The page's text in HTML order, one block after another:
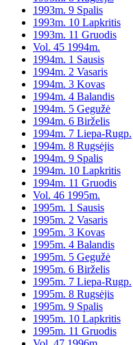
1993m. 9 Spalis
1993m. 10 Lapkritis
1993m. 11 Gruodis
Vol. 45 1994m.
1994m. 1 Sausis
1994m. 2 Vasaris
1994m. 3 Kovas
1994m. 4 Balandis
1994m. 5 Gegužė
1994m. 6 Birželis
1994m. 7 Liepa-Rugp.
1994m. 8 Rugsėjis
1994m. 9 Spalis
1994m. 10 Lapkritis
1994m. 11 Gruodis
Vol. 46 1995m.
1995m. 1 Sausis
1995m. 2 Vasaris
1995m. 3 Kovas
1995m. 4 Balandis
1995m. 5 Gegužė
1995m. 6 Birželis
1995m. 7 Liepa-Rugp.
1995m. 8 Rugsėjis
1995m. 9 Spalis
1995m. 10 Lapkritis
1995m. 11 Gruodis